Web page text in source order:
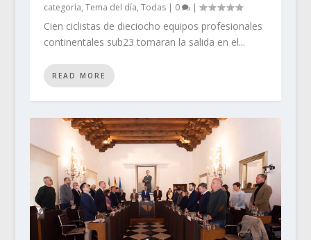
categoría, Tema del día, Todas| 0 |
Cien ciclistas de dieciocho equipos profesionales
continentales sub23 tomaran la salida en el...
READ MORE